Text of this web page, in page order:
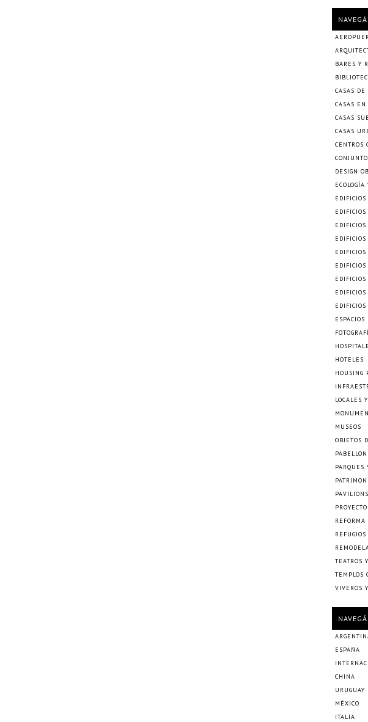
BARES Y
CASAS DE
CASAS EN
CASAS
CASAS
CENTROS
DESIGN
EDIFICIOS
EDIFICIOS
EDIFICIOS
ESPACIOS
HOTELES
HOUSING
LOCALES
MUSEOS
OBJETOS
PARQUES
PAVILIONS
REFORMA
REFUGIOS
TEATROS
TEMPLOS
VIVEROS
ESPAÑA
CHINA
URUGUAY
MÉXICO
ITALIA